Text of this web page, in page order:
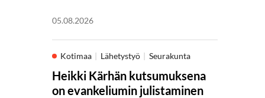
05.08.2026
Kotimaa Lähetystyö Seurakunta
Heikki Kärhän kutsumuksena
on evankeliumin julistaminen